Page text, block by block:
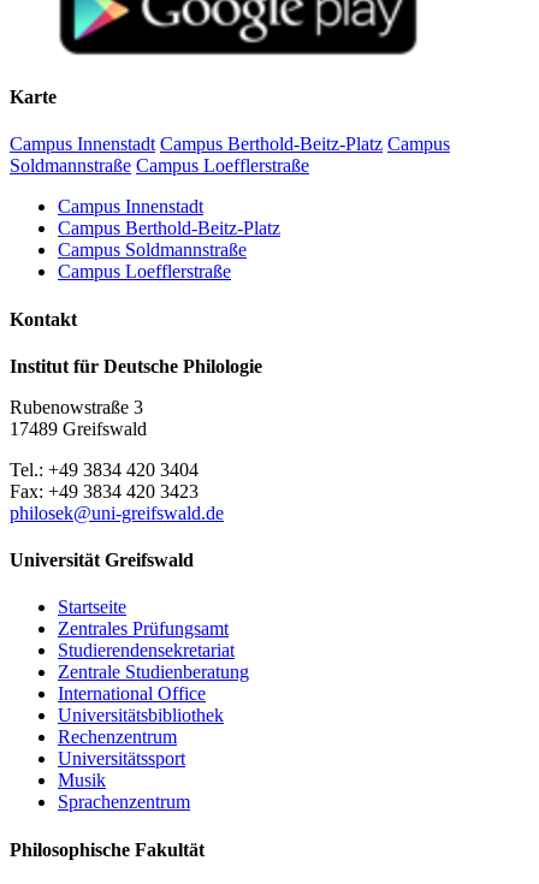
Begrüßung und Einführung
10.40–12.15 Uhr:
Matthias Vollmer (Greifswald): Zur pommerschen
Flurnamenforschung
Katharina Oelze / Friederike Burmann (Greifswald): Das
digitale vorpommersche Flurnamenbuch
Mittagspause
13.00–14.00 Uhr
Martin Lichtwark (Rostock): Digitale Deskribierung des
Initiative
historischen Amtes Eldena in den Akten der akademischen
Präfekturial– und Patronatsverwaltung im Greifswalder
Kaffeepause
Flurnamenforschung
Christoph Schmitt / Holger Meyer (Rostock): Perspektiven
und Potenziale eines digitalen Dienstes für Flurnamen aus
Mecklenburg, Vorpommern und dem nordwestlichen Polen
Resümee, Ausblick
Um Anmeldung per email bis 15. Mai 2017 wird gebeten:
Matthias Vollmer
Karte
Campus Innenstadt Campus Berthold-Beitz-Platz Campus
Soldmannstraße Campus Loefflerstraße
Campus Innenstadt
Campus Berthold-Beitz-Platz
Campus Soldmannstraße
Campus Loefflerstraße
Kontakt
Institut für Deutsche Philologie
Rubenowstraße 3
17489 Greifswald
Tel.: +49 3834 420 3404
Fax: +49 3834 420 3423
philosek@uni-greifswald.de
Universität Greifswald
Startseite
Zentrales Prüfungsamt
Studierendensekretariat
Zentrale Studienberatung
International Office
Universitätsbibliothek
Rechenzentrum
Universitätssport
Musik
Sprachenzentrum
Philosophische Fakultät